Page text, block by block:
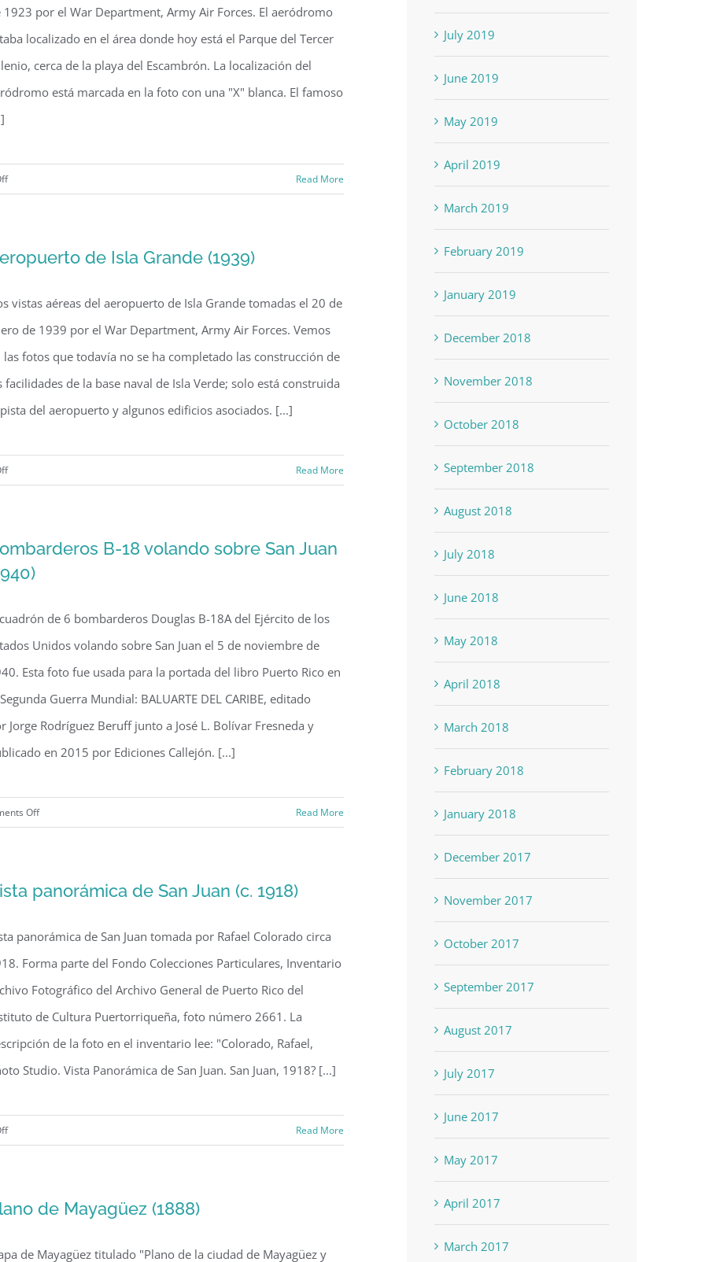
1923 por el War Department, Army Air Forces. El aeródromo
localizado en el área donde hoy está el Parque del Tercer
cerca de la playa del Escambrón. La localización del
está marcada en la foto con una "X" blanca. El famoso
on
de
(1923)
Read More
de Isla Grande (1939)
vistas aéreas del aeropuerto de Isla Grande tomadas el 20 de
de 1939 por el War Department, Army Air Forces. Vemos
las fotos que todavía no se ha completado las construcción de
facilidades de la base naval de Isla Verde; solo está construida
del aeropuerto y algunos edificios asociados. [...]
on
Grande
(1939)
Read More
B-18 volando sobre San Juan
de 6 bombarderos Douglas B-18A del Ejército de los
Unidos volando sobre San Juan el 5 de noviembre de
Esta foto fue usada para la portada del libro Puerto Rico en
Guerra Mundial: BALUARTE DEL CARIBE, editado
Jorge Rodríguez Beruff junto a José L. Bolívar Fresneda y
en 2015 por Ediciones Callejón. [...]
Offon
volando
San
Juan
Read More
panorámica de San Juan (c. 1918)
panorámica de San Juan tomada por Rafael Colorado circa
Forma parte del Fondo Colecciones Particulares, Inventario
Fotográfico del Archivo General de Puerto Rico del
de Cultura Puertorriqueña, foto número 2661. La
de la foto en el inventario lee: "Colorado, Rafael,
Studio. Vista Panorámica de San Juan. San Juan, 1918? [...]
on
San
(c.
Read More
de Mayagüez (1888)
de Mayagüez titulado "Plano de la ciudad de Mayagüez y
July 2019
June 2019
May 2019
April 2019
March 2019
February 2019
January 2019
December 2018
November 2018
October 2018
September 2018
August 2018
July 2018
June 2018
May 2018
April 2018
March 2018
February 2018
January 2018
December 2017
November 2017
October 2017
September 2017
August 2017
July 2017
June 2017
May 2017
April 2017
March 2017